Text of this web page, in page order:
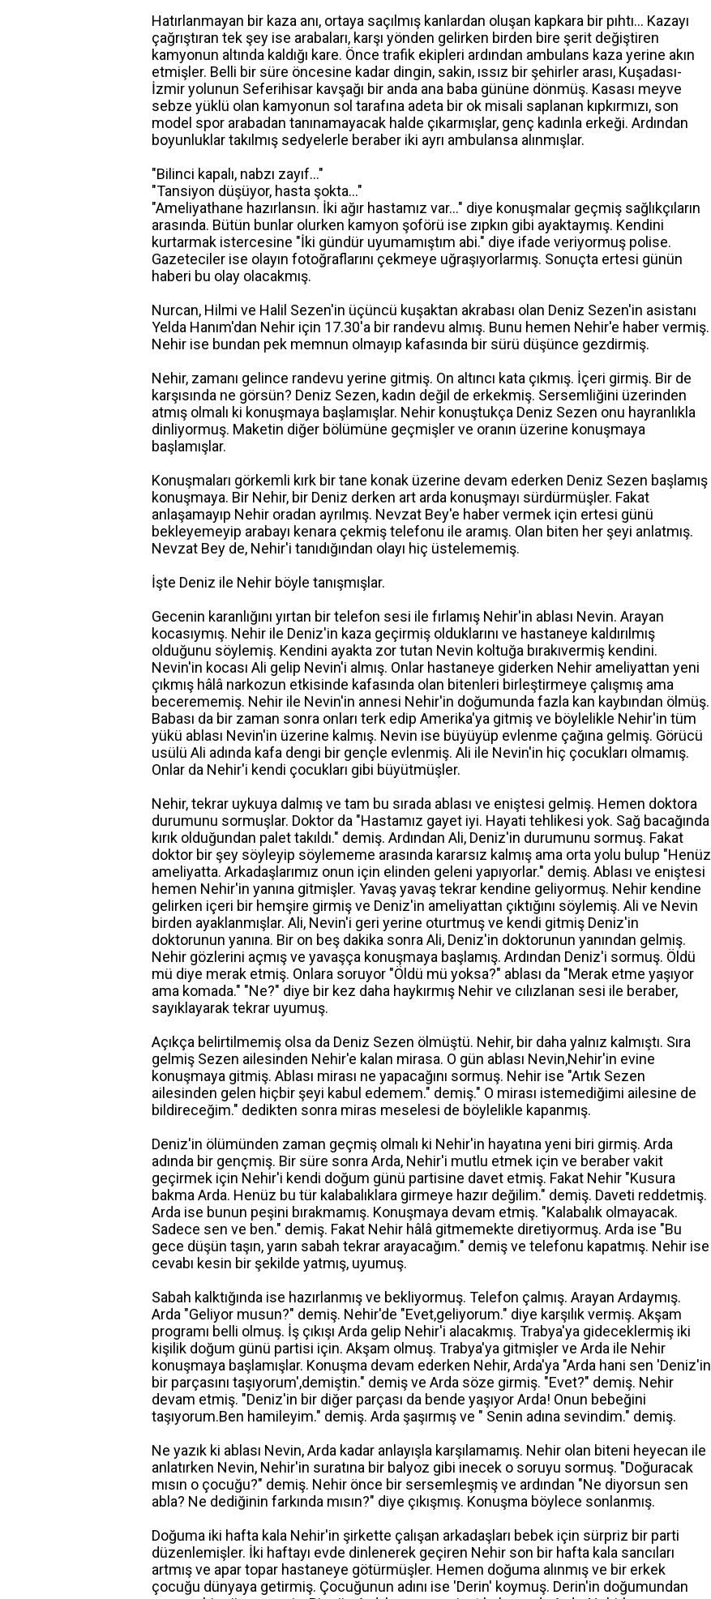
Hatırlanmayan bir kaza anı, ortaya saçılmış kanlardan oluşan kapkara bir pıhtı... Kazayı
çağrıştıran tek şey ise arabaları, karşı yönden gelirken birden bire şerit değiştiren
kamyonun altında kaldığı kare. Önce trafik ekipleri ardından ambulans kaza yerine akın
etmişler. Belli bir süre öncesine kadar dingin, sakin, ıssız bir şehirler arası, Kuşadası-
İzmir yolunun Seferihisar kavşağı bir anda ana baba gününe dönmüş. Kasası meyve
sebze yüklü olan kamyonun sol tarafına adeta bir ok misali saplanan kıpkırmızı, son
model spor arabadan tanınamayacak halde çıkarmışlar, genç kadınla erkeği. Ardından
boyunluklar takılmış sedyelerle beraber iki ayrı ambulansa alınmışlar.
"Bilinci kapalı, nabzı zayıf..."
"Tansiyon düşüyor, hasta şokta..."
"Ameliyathane hazırlansın. İki ağır hastamız var..." diye konuşmalar geçmiş sağlıkçıların
arasında. Bütün bunlar olurken kamyon şoförü ise zıpkın gibi ayaktaymış. Kendini
kurtarmak istercesine "İki gündür uyumamıştım abi." diye ifade veriyormuş polise.
Gazeteciler ise olayın fotoğraflarını çekmeye uğraşıyorlarmış. Sonuçta ertesi günün
haberi bu olay olacakmış.
Nurcan, Hilmi ve Halil Sezen'in üçüncü kuşaktan akrabası olan Deniz Sezen'in asistanı
Yelda Hanım'dan Nehir için 17.30'a bir randevu almış. Bunu hemen Nehir'e haber vermiş.
Nehir ise bundan pek memnun olmayıp kafasında bir sürü düşünce gezdirmiş.
Nehir, zamanı gelince randevu yerine gitmiş. On altıncı kata çıkmış. İçeri girmiş. Bir de
karşısında ne görsün? Deniz Sezen, kadın değil de erkekmiş. Sersemliğini üzerinden
atmış olmalı ki konuşmaya başlamışlar. Nehir konuştukça Deniz Sezen onu hayranlıkla
dinliyormuş. Maketin diğer bölümüne geçmişler ve oranın üzerine konuşmaya
başlamışlar.
Konuşmaları görkemli kırk bir tane konak üzerine devam ederken Deniz Sezen başlamış
konuşmaya. Bir Nehir, bir Deniz derken art arda konuşmayı sürdürmüşler. Fakat
anlaşamayıp Nehir oradan ayrılmış. Nevzat Bey'e haber vermek için ertesi günü
bekleyemeyip arabayı kenara çekmiş telefonu ile aramış. Olan biten her şeyi anlatmış.
Nevzat Bey de, Nehir'i tanıdığından olayı hiç üstelememiş.
İşte Deniz ile Nehir böyle tanışmışlar.
Gecenin karanlığını yırtan bir telefon sesi ile fırlamış Nehir'in ablası Nevin. Arayan
kocasıymış. Nehir ile Deniz'in kaza geçirmiş olduklarını ve hastaneye kaldırılmış
olduğunu söylemiş. Kendini ayakta zor tutan Nevin koltuğa bırakıvermiş kendini.
Nevin'in kocası Ali gelip Nevin'i almış. Onlar hastaneye giderken Nehir ameliyattan yeni
çıkmış hâlâ narkozun etkisinde kafasında olan bitenleri birleştirmeye çalışmış ama
becerememiş. Nehir ile Nevin'in annesi Nehir'in doğumunda fazla kan kaybından ölmüş.
Babası da bir zaman sonra onları terk edip Amerika'ya gitmiş ve böylelikle Nehir'in tüm
yükü ablası Nevin'in üzerine kalmış. Nevin ise büyüyüp evlenme çağına gelmiş. Görücü
usülü Ali adında kafa dengi bir gençle evlenmiş. Ali ile Nevin'in hiç çocukları olmamış.
Onlar da Nehir'i kendi çocukları gibi büyütmüşler.
Nehir, tekrar uykuya dalmış ve tam bu sırada ablası ve eniştesi gelmiş. Hemen doktora
durumunu sormuşlar. Doktor da "Hastamız gayet iyi. Hayati tehlikesi yok. Sağ bacağında
kırık olduğundan palet takıldı." demiş. Ardından Ali, Deniz'in durumunu sormuş. Fakat
doktor bir şey söyleyip söylememe arasında kararsız kalmış ama orta yolu bulup "Henüz
ameliyatta. Arkadaşlarımız onun için elinden geleni yapıyorlar." demiş. Ablası ve eniştesi
hemen Nehir'in yanına gitmişler. Yavaş yavaş tekrar kendine geliyormuş. Nehir kendine
gelirken içeri bir hemşire girmiş ve Deniz'in ameliyattan çıktığını söylemiş. Ali ve Nevin
birden ayaklanmışlar. Ali, Nevin'i geri yerine oturtmuş ve kendi gitmiş Deniz'in
doktorunun yanına. Bir on beş dakika sonra Ali, Deniz'in doktorunun yanından gelmiş.
Nehir gözlerini açmış ve yavaşça konuşmaya başlamış. Ardından Deniz'i sormuş. Öldü
mü diye merak etmiş. Onlara soruyor "Öldü mü yoksa?" ablası da "Merak etme yaşıyor
ama komada." "Ne?" diye bir kez daha haykırmış Nehir ve cılızlanan sesi ile beraber,
sayıklayarak tekrar uyumuş.
Açıkça belirtilmemiş olsa da Deniz Sezen ölmüştü. Nehir, bir daha yalnız kalmıştı. Sıra
gelmiş Sezen ailesinden Nehir'e kalan mirasa. O gün ablası Nevin,Nehir'in evine
konuşmaya gitmiş. Ablası mirası ne yapacağını sormuş. Nehir ise "Artık Sezen
ailesinden gelen hiçbir şeyi kabul edemem." demiş." O mirası istemediğimi ailesine de
bildireceğim." dedikten sonra miras meselesi de böylelikle kapanmış.
Deniz'in ölümünden zaman geçmiş olmalı ki Nehir'in hayatına yeni biri girmiş. Arda
adında bir gençmiş. Bir süre sonra Arda, Nehir'i mutlu etmek için ve beraber vakit
geçirmek için Nehir'i kendi doğum günü partisine davet etmiş. Fakat Nehir "Kusura
bakma Arda. Henüz bu tür kalabalıklara girmeye hazır değilim." demiş. Daveti reddetmiş.
Arda ise bunun peşini bırakmamış. Konuşmaya devam etmiş. "Kalabalık olmayacak.
Sadece sen ve ben." demiş. Fakat Nehir hâlâ gitmemekte diretiyormuş. Arda ise "Bu
gece düşün taşın, yarın sabah tekrar arayacağım." demiş ve telefonu kapatmış. Nehir ise
cevabı kesin bir şekilde yatmış, uyumuş.
Sabah kalktığında ise hazırlanmış ve bekliyormuş. Telefon çalmış. Arayan Ardaymış.
Arda "Geliyor musun?" demiş. Nehir'de "Evet,geliyorum." diye karşılık vermiş. Akşam
programı belli olmuş. İş çıkışı Arda gelip Nehir'i alacakmış. Trabya'ya gideceklermiş iki
kişilik doğum günü partisi için. Akşam olmuş. Trabya'ya gitmişler ve Arda ile Nehir
konuşmaya başlamışlar. Konuşma devam ederken Nehir, Arda'ya "Arda hani sen 'Deniz'in
bir parçasını taşıyorum',demiştin." demiş ve Arda söze girmiş. "Evet?" demiş. Nehir
devam etmiş. "Deniz'in bir diğer parçası da bende yaşıyor Arda! Onun bebeğini
taşıyorum.Ben hamileyim." demiş. Arda şaşırmış ve " Senin adına sevindim." demiş.
Ne yazık ki ablası Nevin, Arda kadar anlayışla karşılamamış. Nehir olan biteni heyecan ile
anlatırken Nevin, Nehir'in suratına bir balyoz gibi inecek o soruyu sormuş. "Doğuracak
mısın o çocuğu?" demiş. Nehir önce bir sersemleşmiş ve ardından "Ne diyorsun sen
abla? Ne dediğinin farkında mısın?" diye çıkışmış. Konuşma böylece sonlanmış.
Doğuma iki hafta kala Nehir'in şirkette çalışan arkadaşları bebek için sürpriz bir parti
düzenlemişler. İki haftayı evde dinlenerek geçiren Nehir son bir hafta kala sancıları
artmış ve apar topar hastaneye götürmüşler. Hemen doğuma alınmış ve bir erkek
çocuğu dünyaya getirmiş. Çocuğunun adını ise 'Derin' koymuş. Derin'in doğumundan